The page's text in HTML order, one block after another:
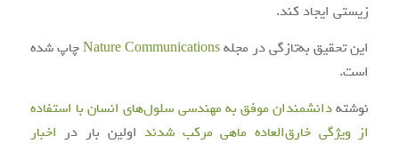
زیستی ایجاد کند.
این تحقیق به‌تازگی در مجلهNature Communicationsچاپ شده
است.
نوشتهدانشمندان موفق به مهندسی سلول‌های انسان با استفاده
از ویژگی خارق‌العاده ماهی مرکب شدنداولین بار در اخبار